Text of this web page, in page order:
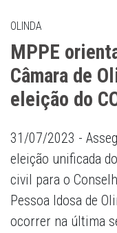
OLINDA
MPPE
Câmara de
eleição do
31/07/2023 -
eleição unificada
civil para o
Pessoa Idosa de
ocorrer na última